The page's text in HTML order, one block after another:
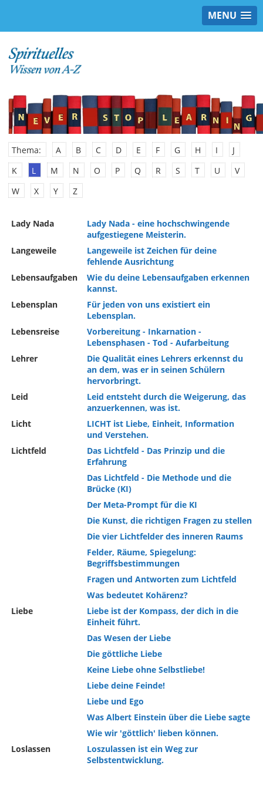
MENU
Thema: A B C D E F G H I
J
K
L M N O P Q R S T U
V
W
X Y Z
Lady Nada
Lady Nada - eine hochschwingende
aufgestiegene Meisterin.
Langeweile
Langeweile ist Zeichen für deine
fehlende Ausrichtung
Lebensaufgaben
Wie du deine Lebensaufgaben erkennen
kannst.
Lebensplan
Für jeden von uns existiert ein
Lebensplan.
Lebensreise
Vorbereitung - Inkarnation -
Lebensphasen - Tod - Aufarbeitung
Lehrer
Die Qualität eines Lehrers erkennst du
an dem, was er in seinen Schülern
hervorbringt.
Leid
Leid entsteht durch die Weigerung, das
anzuerkennen, was ist.
Licht
LICHT ist Liebe, Einheit, Information
und Verstehen.
Lichtfeld
Das Lichtfeld - Das Prinzip und die
Erfahrung
Das Lichtfeld - Die Methode und die
Brücke (KI)
Der Meta-Prompt für die KI
Die Kunst, die richtigen Fragen zu stellen
Die vier Lichtfelder des inneren Raums
Felder, Räume, Spiegelung:
Begriffsbestimmungen
Fragen und Antworten zum Lichtfeld
Was bedeutet Kohärenz?
Liebe
Liebe ist der Kompass, der dich in die
Einheit führt.
Das Wesen der Liebe
Die göttliche Liebe
Keine Liebe ohne Selbstliebe!
Liebe deine Feinde!
Liebe und Ego
Was Albert Einstein über die Liebe sagte
Wie wir 'göttlich' lieben können.
Loslassen
Loszulassen ist ein Weg zur
Selbstentwicklung.